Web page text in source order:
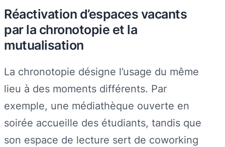
Réactivation d’espaces vacants
par la chronotopie et la
mutualisation
La chronotopie désigne l’usage du même
lieu à des moments différents. Par
exemple, une médiathèque ouverte en
soirée accueille des étudiants, tandis que
son espace de lecture sert de coworking